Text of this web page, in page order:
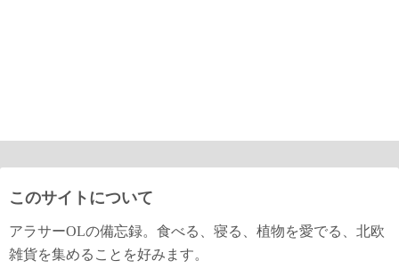
このサイトについて
アラサーOLの備忘録。食べる、寝る、植物を愛でる、北欧
雑貨を集めることを好みます。